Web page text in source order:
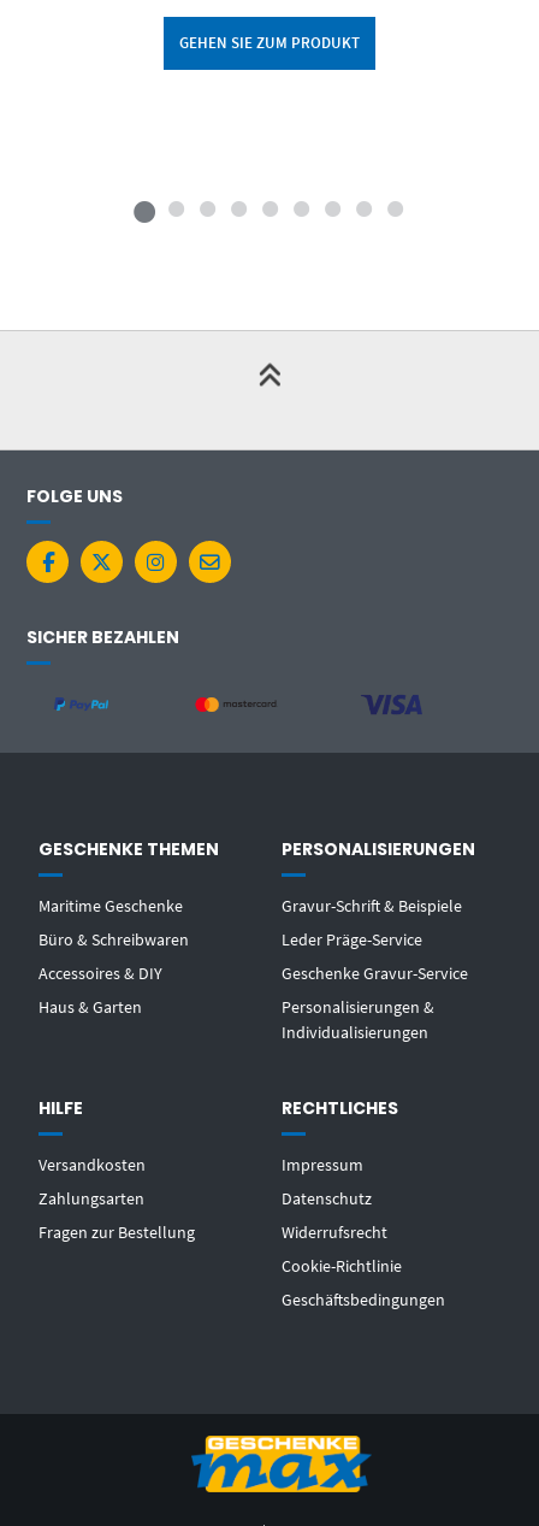
GEHEN SIE ZUM PRODUKT
FOLGE UNS
SICHER BEZAHLEN
GESCHENKE THEMEN
Maritime Geschenke
Büro & Schreibwaren
Accessoires & DIY
Haus & Garten
PERSONALISIERUNGEN
Gravur-Schrift & Beispiele
Leder Präge-Service
Geschenke Gravur-Service
Personalisierungen &
Individualisierungen
HILFE
Versandkosten
Zahlungsarten
Fragen zur Bestellung
RECHTLICHES
Impressum
Datenschutz
Widerrufsrecht
Cookie-Richtlinie
Geschäftsbedingungen